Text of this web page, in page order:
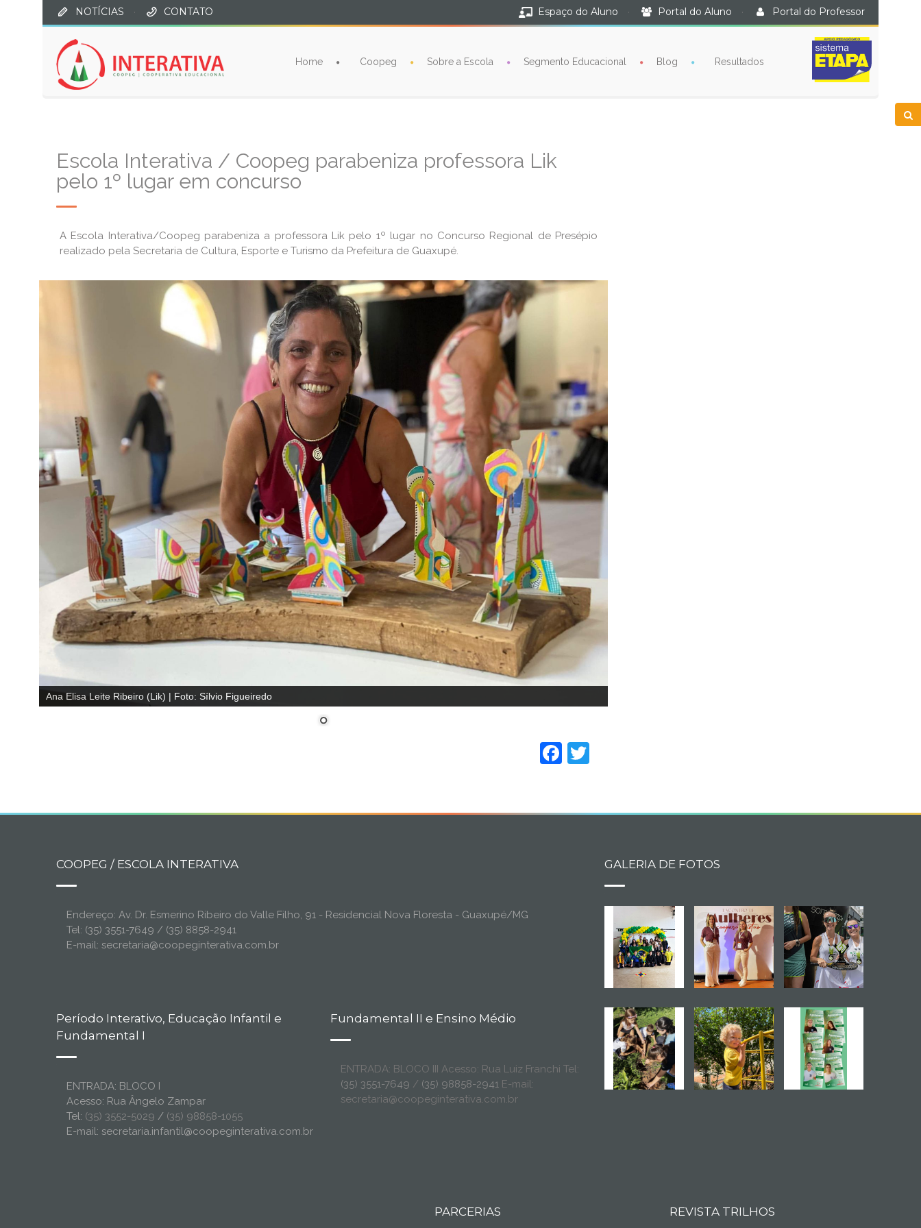
NOTÍCIAS · CONTATO Espaço do Aluno · Portal do Aluno · Portal do Professor
Home Coopeg Sobre a Escola Segmento Educacional Blog Resultados
Escola Interativa / Coopeg parabeniza professora Lik
pelo 1º lugar em concurso
A Escola Interativa/Coopeg parabeniza a professora Lik pelo 1º lugar no Concurso Regional de Presépio
realizado pela Secretaria de Cultura, Esporte e Turismo da Prefeitura de Guaxupé.
Ana Elisa Leite Ribeiro (Lik) | Foto: Sílvio Figueiredo
Facebook
Twitter
COOPEG / ESCOLA INTERATIVA
Endereço: Av. Dr. Esmerino Ribeiro do Valle Filho, 91 - Residencial Nova Floresta - Guaxupé/MG
Tel: (35) 3551-7649 / (35) 8858-2941
E-mail: secretaria@coopeginterativa.com.br
Período Interativo, Educação Infantil e
Fundamental I
ENTRADA: BLOCO I
Acesso: Rua Ângelo Zampar
Tel: (35) 3552-5029 / (35) 98858-1055
E-mail: secretaria.infantil@coopeginterativa.com.br
Fundamental II e Ensino Médio
ENTRADA: BLOCO III Acesso: Rua Luiz Franchi Tel:
(35) 3551-7649 / (35) 98858-2941E-mail:
secretaria@coopeginterativa.com.br
GALERIA DE FOTOS
PARCERIAS REVISTA TRILHOS